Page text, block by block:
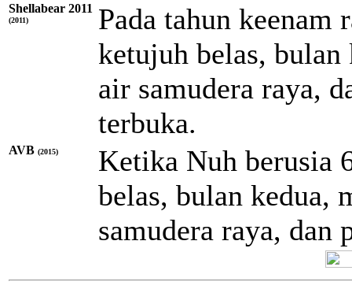
Shellabear 2011
(2011)
Pada tahun
ketujuh belas, bulan
air samudera raya,
terbuka.
AVB (2015)
Ketika Nuh berusia
belas, bulan kedua,
samudera raya,